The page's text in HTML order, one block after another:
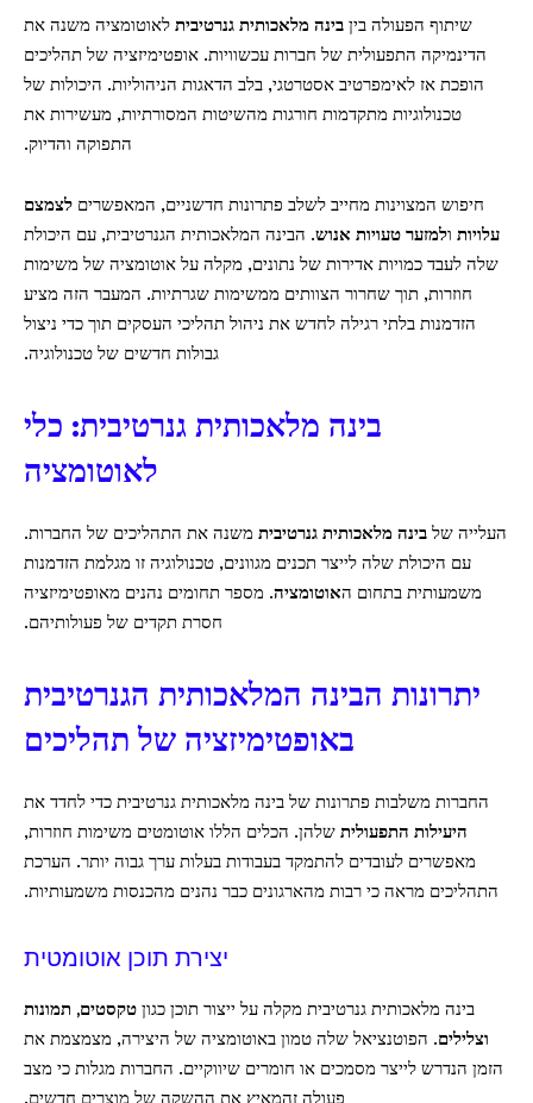
שיתוף הפעולה בין בינה מלאכותית גנרטיבית לאוטומציה משנה את
הדינמיקה התפעולית של חברות עכשוויות. אופטימיזציה של תהליכים
הופכת אז לאימפרטיב אסטרטגי, בלב הדאגות הניהוליות. היכולות של
טכנולוגיות מתקדמות חורגות מהשיטות המסורתיות, מעשירות את
התפוקה והדיוק.
חיפוש המצוינות מחייב לשלב פתרונות חדשניים, המאפשרים לצמצם
עלויות ולמזער טעויות אנוש. הבינה המלאכותית הגנרטיבית, עם היכולת
שלה לעבד כמויות אדירות של נתונים, מקלה על אוטומציה של משימות
חוזרות, תוך שחרור הצוותים ממשימות שגרתיות. המעבר הזה מציע
הזדמנות בלתי רגילה לחדש את ניהול תהליכי העסקים תוך כדי ניצול
גבולות חדשים של טכנולוגיה.
בינה מלאכותית גנרטיבית: כלי
לאוטומציה
העלייה של בינה מלאכותית גנרטיבית משנה את התהליכים של החברות.
עם היכולת שלה לייצר תכנים מגוונים, טכנולוגיה זו מגלמת הזדמנות
משמעותית בתחום האוטומציה. מספר תחומים נהנים מאופטימיזציה
חסרת תקדים של פעולותיהם.
יתרונות הבינה המלאכותית הגנרטיבית
באופטימיזציה של תהליכים
החברות משלבות פתרונות של בינה מלאכותית גנרטיבית כדי לחדד את
היעילות התפעולית שלהן. הכלים הללו אוטומטים משימות חוזרות,
מאפשרים לעובדים להתמקד בעבודות בעלות ערך גבוה יותר. הערכת
התהליכים מראה כי רבות מהארגונים כבר נהנים מהכנסות משמעותיות.
יצירת תוכן אוטומטית
בינה מלאכותית גנרטיבית מקלה על ייצור תוכן כגון טקסטים, תמונות
וצלילים. הפוטנציאל שלה טמון באוטומציה של היצירה, מצמצמת את
הזמן הנדרש לייצר מסמכים או חומרים שיווקיים. החברות מגלות כי מצב